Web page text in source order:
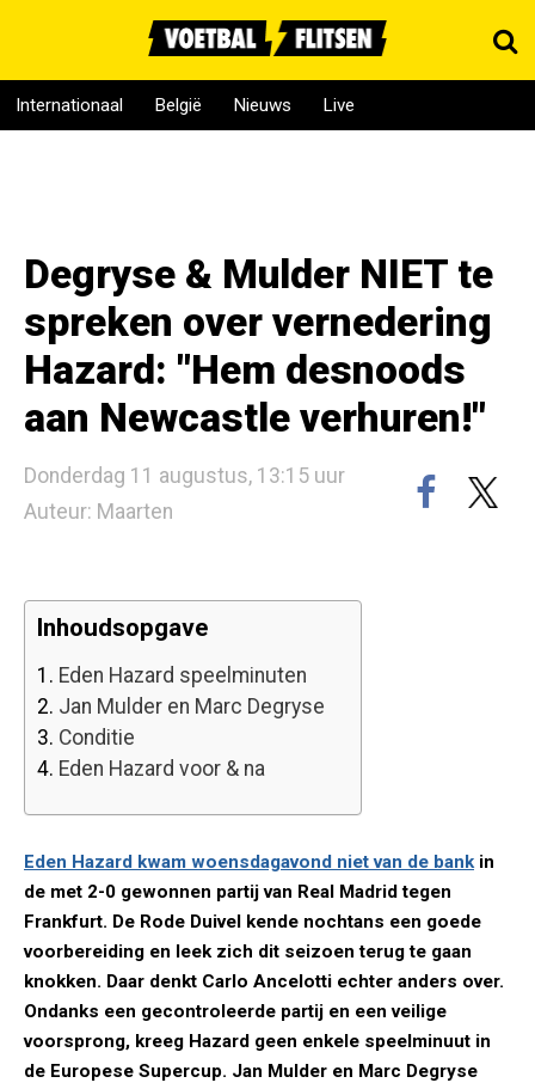
Internationaal België Nieuws Live
Degryse & Mulder NIET te
spreken over vernedering
Hazard: "Hem desnoods
aan Newcastle verhuren!"
Donderdag 11 augustus, 13:15 uur
Auteur: Maarten
Inhoudsopgave
1. Eden Hazard speelminuten
2. Jan Mulder en Marc Degryse
3. Conditie
4. Eden Hazard voor & na
Eden Hazard kwam woensdagavond niet van de bankin
de met 2-0 gewonnen partij van Real Madrid tegen
Frankfurt. De Rode Duivel kende nochtans een goede
voorbereiding en leek zich dit seizoen terug te gaan
knokken. Daar denkt Carlo Ancelotti echter anders over.
Ondanks een gecontroleerde partij en een veilige
voorsprong, kreeg Hazard geen enkele speelminuut in
de Europese Supercup. Jan Mulder en Marc Degryse